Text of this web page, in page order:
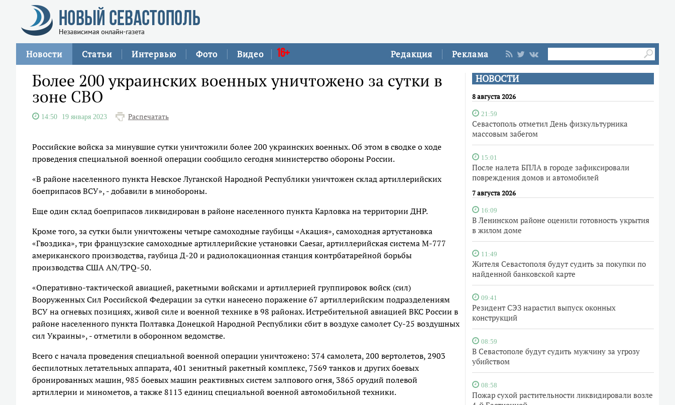
Редакция Реклама
Новости Статьи Интервью Фото Видео 16+
НОВОСТИ
8 августа 2026
21:59
Севастополь отметил День физкультурника
массовым забегом
15:01
После налета БПЛА в городе зафиксировали
повреждения домов и автомобилей
7 августа 2026
16:09
В Ленинском районе оценили готовность укрытия
в жилом доме
11:49
Жителя Севастополя будут судить за покупки по
найденной банковской карте
09:41
Резидент СЭЗ нарастил выпуск оконных
конструкций
08:59
В Севастополе будут судить мужчину за угрозу
убийством
08:58
Пожар сухой растительности ликвидировали возле
Более 200 украинских военных уничтожено за сутки в
зоне СВО
14:50 19 января 2023 Распечатать
Российские войска за минувшие сутки уничтожили более 200 украинских военных. Об этом в сводке о ходе
проведения специальной военной операции сообщило сегодня министерство обороны России.
«В районе населенного пункта Невское Луганской Народной Республики уничтожен склад артиллерийских
боеприпасов ВСУ», - добавили в минобороны.
Еще один склад боеприпасов ликвидирован в районе населенного пункта Карловка на территории ДНР.
Кроме того, за сутки были уничтожены четыре самоходные гаубицы «Акация», самоходная артустановка
«Гвоздика», три французские самоходные артиллерийские установки Caesar, артиллерийская система М-777
американского производства, гаубица Д-20 и радиолокационная станция контрбатарейной борьбы
производства США AN/TPQ-50.
«Оперативно-тактической авиацией, ракетными войсками и артиллерией группировок войск (сил)
Вооруженных Сил Российской Федерации за сутки нанесено поражение 67 артиллерийским подразделениям
ВСУ на огневых позициях, живой силе и военной технике в 98 районах. Истребительной авиацией ВКС России в
районе населенного пункта Полтавка Донецкой Народной Республики сбит в воздухе самолет Су-25 воздушных
сил Украины», - отметили в оборонном ведомстве.
Всего с начала проведения специальной военной операции уничтожено: 374 самолета, 200 вертолетов, 2903
беспилотных летательных аппарата, 401 зенитный ракетный комплекс, 7569 танков и других боевых
бронированных машин, 985 боевых машин реактивных систем залпового огня, 3865 орудий полевой
артиллерии и минометов, а также 8113 единиц специальной военной автомобильной техники.